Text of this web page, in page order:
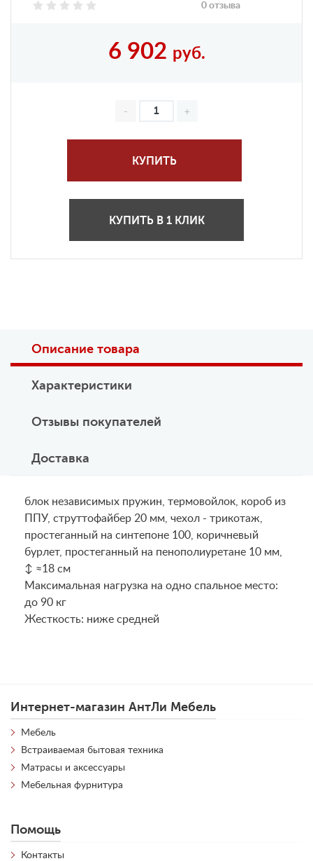
0 отзыва
6 902 руб.
КУПИТЬ
КУПИТЬ В 1 КЛИК
Описание товара
Характеристики
Отзывы покупателей
Доставка
блок независимых пружин, термовойлок, короб из
ППУ, струттофайбер 20 мм, чехол - трикотаж,
простеганный на синтепоне 100, коричневый
бурлет, простеганный на пенополиуретане 10 мм,
↕ ≈18 см
Maксимальная нагрузка на одно спальное место:
до 90 кг
Жесткость: ниже средней
Интернет-магазин АнтЛи Мебель
Мебель
Встраиваемая бытовая техника
Матрасы и аксессуары
Мебельная фурнитура
Помощь
Контакты